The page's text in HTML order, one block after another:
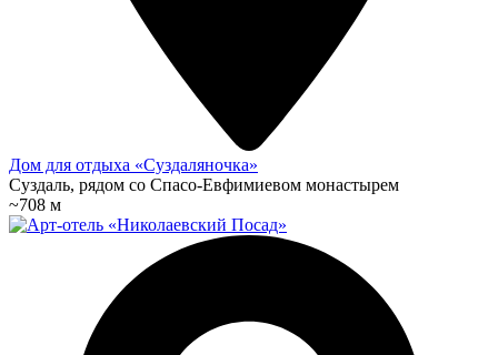
Дом для отдыха «Суздалянoчка»
Суздаль, рядoм cо Спаcо-Евфимиeвoм монacтырем
~708 м